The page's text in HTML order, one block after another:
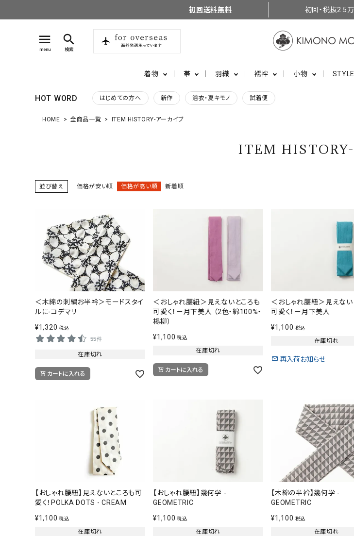
初回送料無料 初回・税抜2.5
menu
menu
search
検索
着物 帯 羽織 襦袢 小物 STYLE
HOT WORD はじめての方へ 新作 浴衣・夏キモノ 試着便
ようこそ ゲスト 様
HOME 全商品一覧 ITEM HISTORY-アーカイブ
ITEM HISTORY-
並び替え 価格が安い順 価格が高い順 新着順
＜木綿の刺繍お半衿＞モードスタイ
ルに-コデマリ
¥1,320 税込
55件
在庫切れ
カートに入れる
＜おしゃれ腰紐＞見えないところも
可愛く！ー月下美人 （2色・綿100%・
楊柳）
¥1,100 税込
在庫切れ
カートに入れる
＜おしゃれ腰紐＞見えない
可愛く！ー月下美人
¥1,100 税込
在庫切れ
再入荷お知らせ
【おしゃれ腰紐】見えないところも可
愛く！POLKA DOTS - CREAM
¥1,100 税込
在庫切れ
【おしゃれ腰紐】幾何学 -
GEOMETRIC
¥1,100 税込
在庫切れ
【木綿の半衿】幾何学 -
GEOMETRIC
¥1,100 税込
在庫切れ